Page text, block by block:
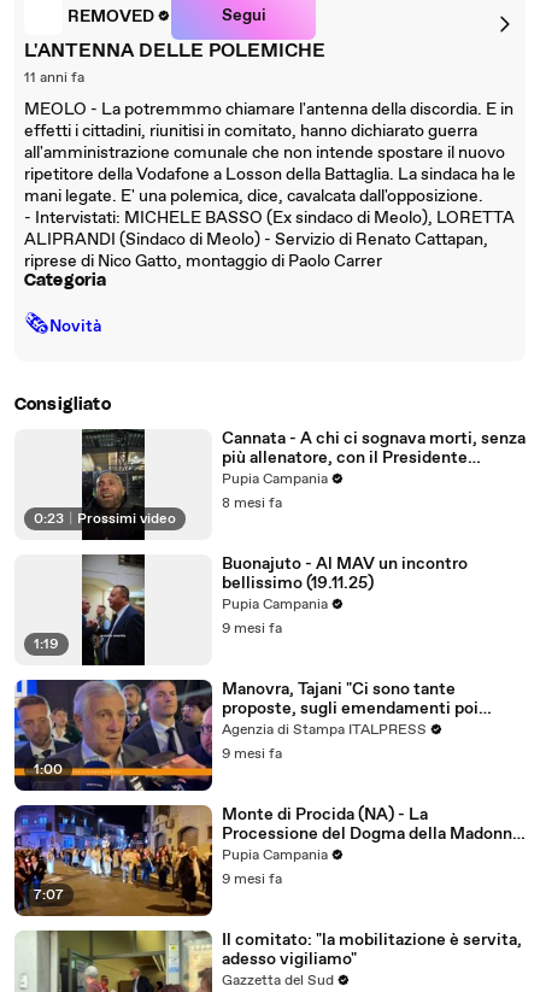
REMOVED Segui
L'ANTENNA DELLE POLEMICHE
11 anni fa
MEOLO - La potremmmo chiamare l'antenna della discordia. E in
effetti i cittadini, riunitisi in comitato, hanno dichiarato guerra
all'amministrazione comunale che non intende spostare il nuovo
ripetitore della Vodafone a Losson della Battaglia. La sindaca ha le
mani legate. E' una polemica, dice, cavalcata dall'opposizione.
- Intervistati: MICHELE BASSO (Ex sindaco di Meolo), LORETTA
ALIPRANDI (Sindaco di Meolo) - Servizio di Renato Cattapan,
riprese di Nico Gatto, montaggio di Paolo Carrer
Categoria
🗞Novità
Consigliato
0:23 Prossimi video
Cannata - A chi ci sognava morti, senza
più allenatore, con il Presidente
arrestato. (22.11.25)
Pupia Campania
8 mesi fa
1:19
Buonajuto - Al MAV un incontro
bellissimo (19.11.25)
Pupia Campania
9 mesi fa
1:00
Manovra, Tajani "Ci sono tante
proposte, sugli emendamenti poi
vedremo"
Agenzia di Stampa ITALPRESS
9 mesi fa
7:07
Monte di Procida (NA) - La
Processione del Dogma della Madonna
Assunta. Fino a via Filomarino.
(01.11.25)
Pupia Campania
9 mesi fa
Il comitato: "la mobilitazione è servita,
adesso vigiliamo"
Gazzetta del Sud